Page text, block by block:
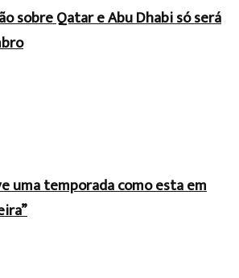
sobre Qatar e Abu Dhabi só será
uma temporada como esta em